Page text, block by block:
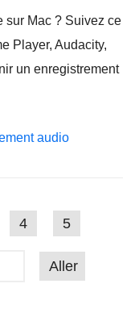
sur Mac ? Suivez ce
Player, Audacity,
un enregistrement
audio
4 5
Aller